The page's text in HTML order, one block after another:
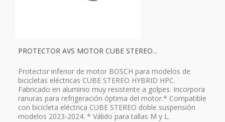
PROTECTOR AVS MOTOR CUBE STEREO...
Protector inferior de motor BOSCH para modelos de
bicicletas eléctricas CUBE STEREO HYBRID HPC.
Fabricado en aluminio muy resistente a golpes. Incorpora
ranuras para refrigeración óptima del motor.* Compatible
con bicicleta eléctrica CUBE STEREO doble suspensión
modelos 2023-2024. * Válido para tallas M y L.